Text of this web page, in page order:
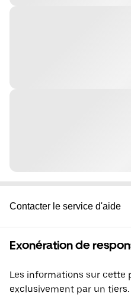
Contacter le service d'aide
Exonération de
Les informations sur cette
exclusivement par un